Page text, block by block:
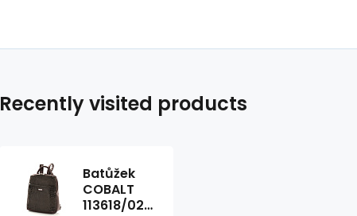
Recently visited products
Batůžek
COBALT
113618/02